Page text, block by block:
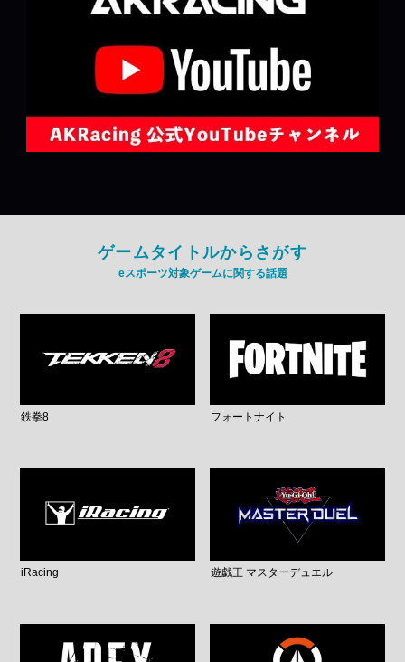
ゲームタイトルからさがす
eスポーツ対象ゲームに関する話題
鉄拳8 フォートナイト
iRacing 遊戯王 マスターデュエル